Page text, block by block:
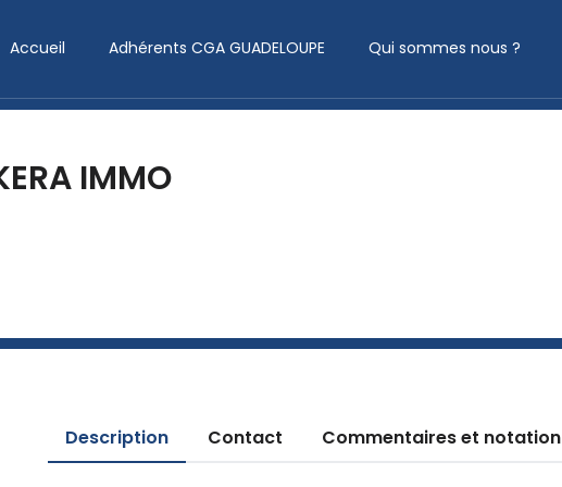
Accueil Adhérents CGA GUADELOUPE Qui sommes nous ?
IMMO
Description Contact Commentaires et notation